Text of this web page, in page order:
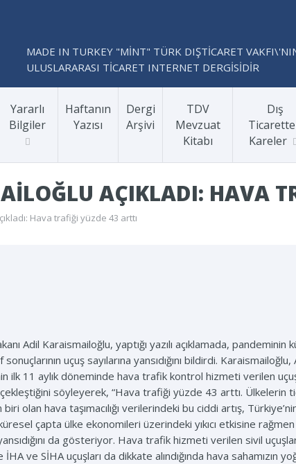
MADE IN TURKEY "MİNT" TÜRK DIŞTİCARET
ULUSLARARASI TİCARET INTERNET DERGİSİDİR
Yararlı
Bilgiler
Haftanın
Yazısı
Dergi
Arşivi
TDV
Mevzuat
Kitabı
Dış
Kareler
AÇIKLADI: HAVA
Hava trafiği yüzde 43 arttı
Adil Karaismailoğlu, yaptığı yazılı açıklamada,
uçuş sayılarına yansıdığını bildirdi.
ilk 11 aylık döneminde hava trafik kontrol hizmeti verilen uçuş
söyleyerek, “Hava trafiği yüzde 43 arttı. Ülkelerin
olan hava taşımacılığı verilerindeki bu ciddi artış,
çapta ülke ekonomileri üzerindeki yıkıcı etkisine
da gösteriyor. Hava trafik hizmeti verilen sivil
ve SİHA uçuşları da dikkate alındığında hava